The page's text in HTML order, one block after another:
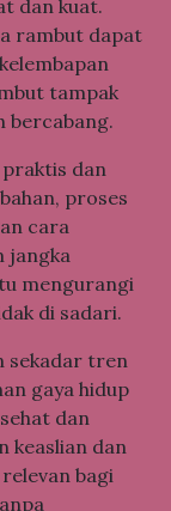
dan kuat.
rambut dapat
tampak
bercabang.
dan
proses
cara
jangka
mengurangi
di sadari.
sekadar tren
gaya hidup
dan
keaslian dan
bagi